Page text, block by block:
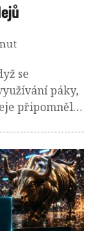
se
páky,
připomněly,